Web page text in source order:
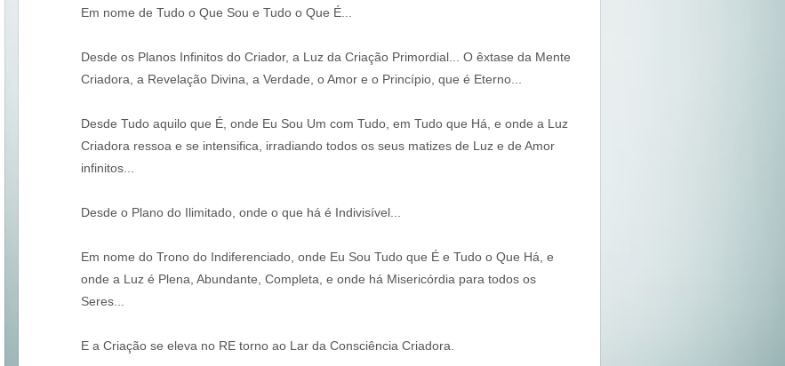
Em nome de Tudo o Que Sou e Tudo o Que É...
Desde os Planos Infinitos do Criador, a Luz da Criação Primordial... O êxtase da Mente
Criadora, a Revelação Divina, a Verdade, o Amor e o Princípio, que é Eterno...
Desde Tudo aquilo que É, onde Eu Sou Um com Tudo, em Tudo que Há, e onde a Luz
Criadora ressoa e se intensifica, irradiando todos os seus matizes de Luz e de Amor
infinitos...
Desde o Plano do Ilimitado, onde o que há é Indivisível...
Em nome do Trono do Indiferenciado, onde Eu Sou Tudo que É e Tudo o Que Há, e
onde a Luz é Plena, Abundante, Completa, e onde há Misericórdia para todos os
Seres...
E a Criação se eleva no RE torno ao Lar da Consciência Criadora.